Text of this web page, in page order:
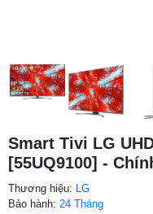
Smart Tivi LG
[55UQ9100] -
Thương hiệu: LG
Bảo hành: 24 Tháng